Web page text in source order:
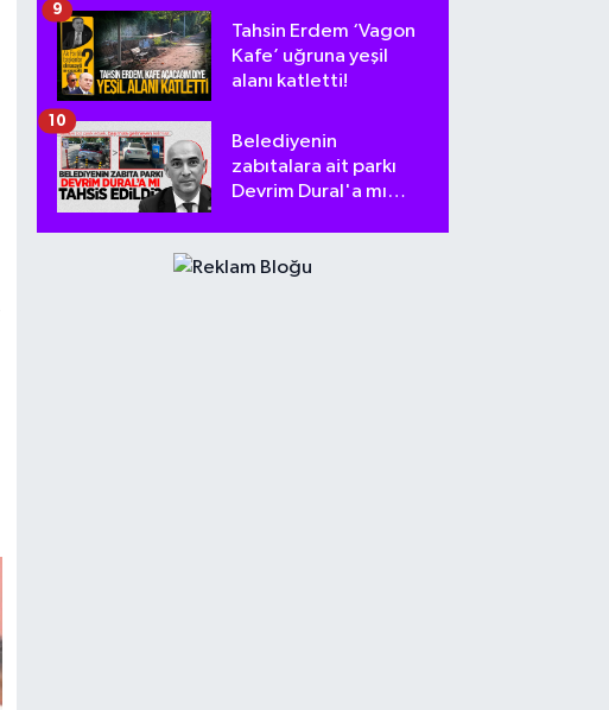
Tahsin Erdem ‘Vagon
Kafe’ uğruna yeşil
alanı katletti!
9
Belediyenin
zabıtalara ait parkı
Devrim Dural'a mı
10